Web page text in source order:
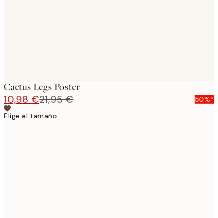
Cactus Legs Poster
10,98 €21,95 €
50%*
Elige el tamaño